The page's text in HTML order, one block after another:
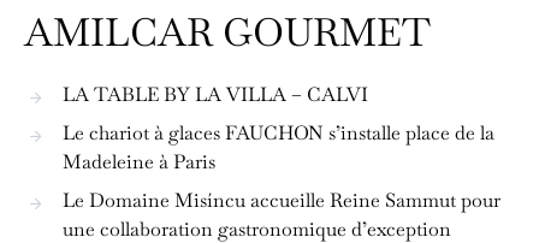
AMILCAR GOURMET
LA TABLE BY LA VILLA – CALVI
Le chariot à glaces FAUCHON s’installe place de la
Madeleine à Paris
Le Domaine Misíncu accueille Reine Sammut pour
une collaboration gastronomique d’exception